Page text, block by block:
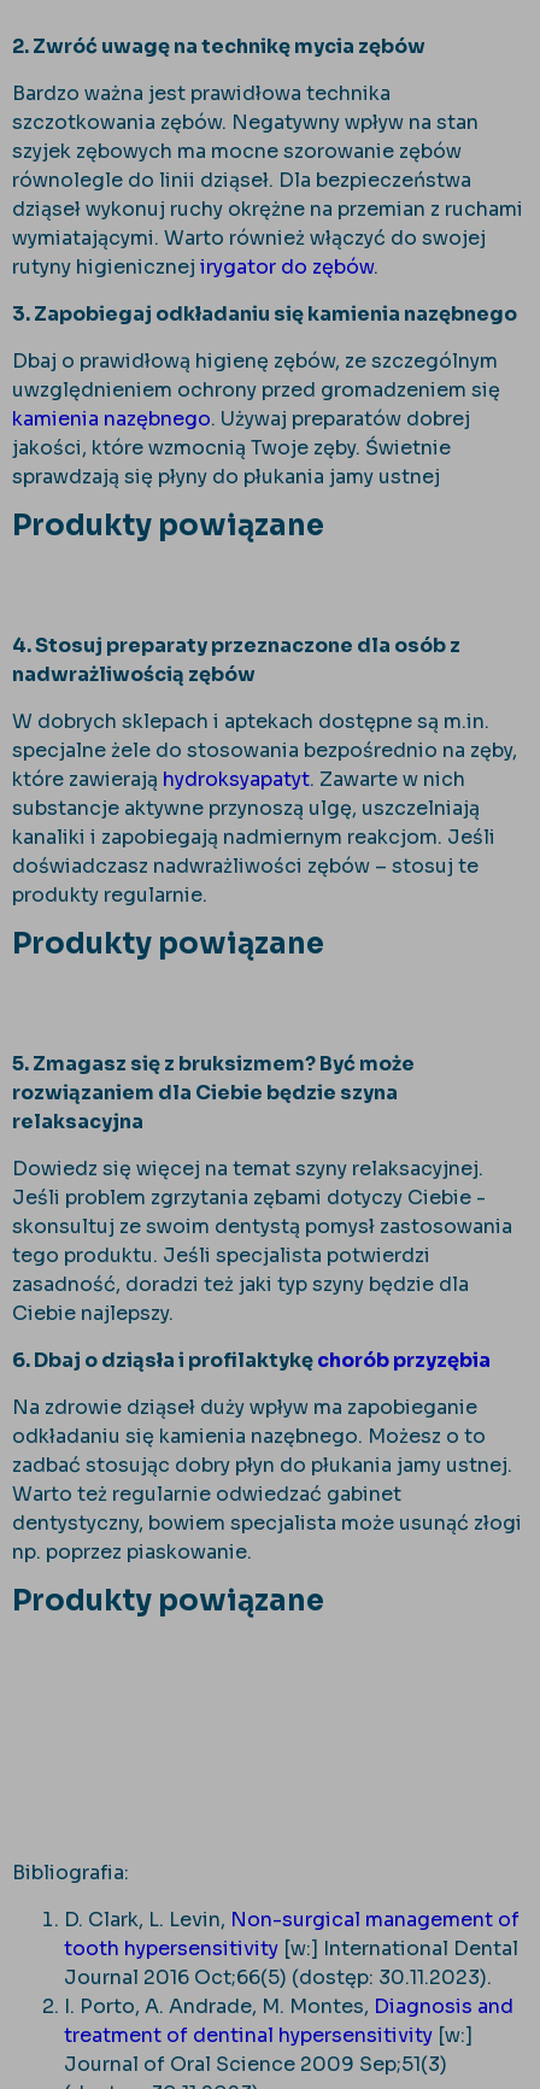
2. Zwróć uwagę na technikę mycia zębów
Bardzo ważna jest prawidłowa technika
szczotkowania zębów. Negatywny wpływ na stan
szyjek zębowych ma mocne szorowanie zębów
równolegle do linii dziąseł. Dla bezpieczeństwa
dziąseł wykonuj ruchy okrężne na przemian z ruchami
wymiatającymi. Warto również włączyć do swojej
rutyny higienicznej irygator do zębów.
3. Zapobiegaj odkładaniu się kamienia nazębnego
Dbaj o prawidłową higienę zębów, ze szczególnym
uwzględnieniem ochrony przed gromadzeniem się
kamienia nazębnego. Używaj preparatów dobrej
jakości, które wzmocnią Twoje zęby. Świetnie
sprawdzają się płyny do płukania jamy ustnej
Produkty powiązane
4. Stosuj preparaty przeznaczone dla osób z
nadwrażliwością zębów
W dobrych sklepach i aptekach dostępne są m.in.
specjalne żele do stosowania bezpośrednio na zęby,
które zawierają hydroksyapatyt. Zawarte w nich
substancje aktywne przynoszą ulgę, uszczelniają
kanaliki i zapobiegają nadmiernym reakcjom. Jeśli
doświadczasz nadwrażliwości zębów – stosuj te
produkty regularnie.
Produkty powiązane
5. Zmagasz się z bruksizmem? Być może
rozwiązaniem dla Ciebie będzie szyna
relaksacyjna
Dowiedz się więcej na temat szyny relaksacyjnej.
Jeśli problem zgrzytania zębami dotyczy Ciebie -
skonsultuj ze swoim dentystą pomysł zastosowania
tego produktu. Jeśli specjalista potwierdzi
zasadność, doradzi też jaki typ szyny będzie dla
Ciebie najlepszy.
6. Dbaj o dziąsła i profilaktykęchorób przyzębia
Na zdrowie dziąseł duży wpływ ma zapobieganie
odkładaniu się kamienia nazębnego. Możesz o to
zadbać stosując dobry płyn do płukania jamy ustnej.
Warto też regularnie odwiedzać gabinet
dentystyczny, bowiem specjalista może usunąć złogi
np. poprzez piaskowanie.
Produkty powiązane
Bibliografia:
D. Clark, L. Levin, Non-surgical management of
tooth hypersensitivity [w:] International Dental
Journal 2016 Oct;66(5) (dostęp: 30.11.2023).
I. Porto, A. Andrade, M. Montes, Diagnosis and
treatment of dentinal hypersensitivity [w:]
Journal of Oral Science 2009 Sep;51(3)